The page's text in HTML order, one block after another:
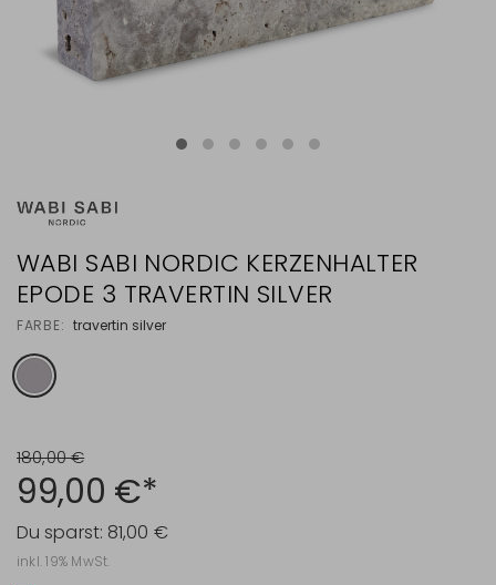
WABI SABI NORDIC KERZENHALTER
EPODE 3 TRAVERTIN SILVER
FARBE: travertin silver
180,00 €
99,00 €*
Du sparst: 81,00 €
inkl. 19% MwSt.